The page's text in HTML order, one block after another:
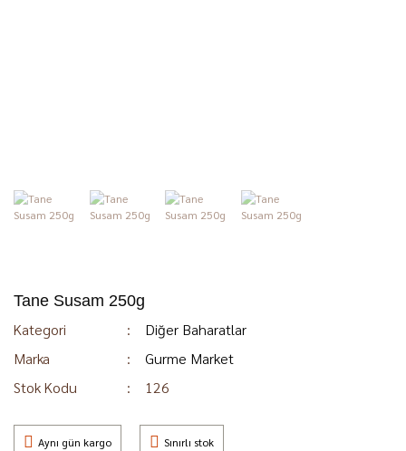
Tane Susam 250g
Kategori
Diğer Baharatlar
Marka
Gurme Market
Stok Kodu
126
Aynı gün kargo Sınırlı stok